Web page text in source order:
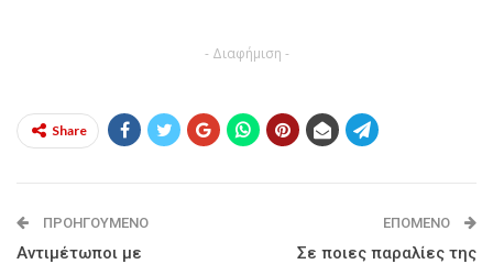
- Διαφήμιση -
Share
ΠΡΟΗΓΟΎΜΕΝΟ
Αντιμέτωποι με
ΕΠΌΜΕΝΟ
Σε ποιες παραλίες της